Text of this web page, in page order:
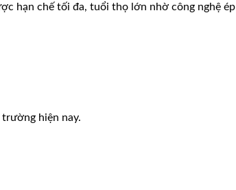
hạn chế tối đa, tuổi thọ lớn nhờ công nghệ ép
hiện nay.